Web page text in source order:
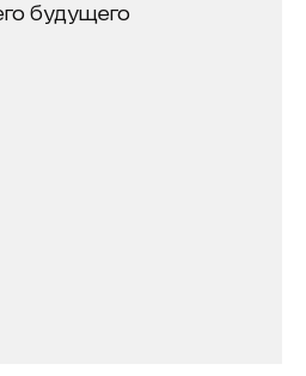
будущего